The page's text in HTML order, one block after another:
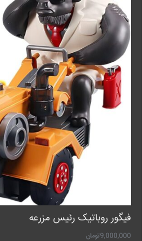
فیگور روباتیک رئیس مزرعه
9,000,000تومان